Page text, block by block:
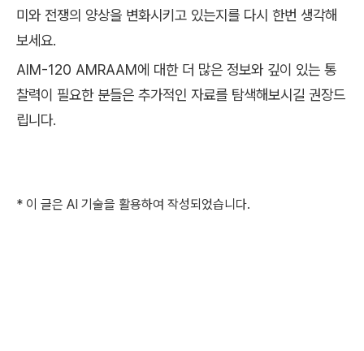
미와 전쟁의 양상을 변화시키고 있는지를 다시 한번 생각해
보세요.
AIM-120 AMRAAM에 대한 더 많은 정보와 깊이 있는 통
찰력이 필요한 분들은 추가적인 자료를 탐색해보시길 권장드
립니다.
* 이 글은 AI 기술을 활용하여 작성되었습니다.